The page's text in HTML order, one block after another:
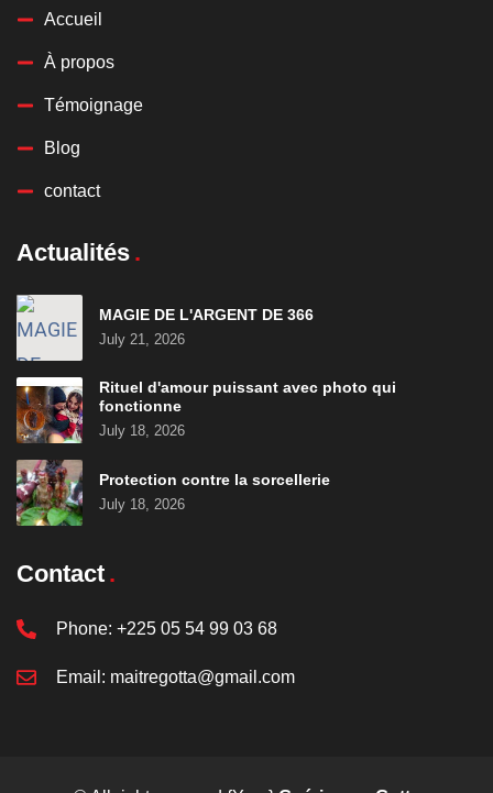
Accueil
À propos
Témoignage
Blog
contact
Actualités
MAGIE DE L'ARGENT DE 366
July 21, 2026
Rituel d'amour puissant avec photo qui
fonctionne
July 18, 2026
Protection contre la sorcellerie
July 18, 2026
Contact
Phone: +225 05 54 99 03 68
Email: maitregotta@gmail.com